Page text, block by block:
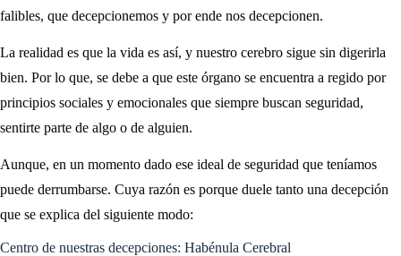
falibles, que decepcionemos y por ende nos decepcionen.
La realidad es que la vida es así, y nuestro cerebro sigue sin digerirla
bien. Por lo que, se debe a que este órgano se encuentra a regido por
principios sociales y emocionales que siempre buscan seguridad,
sentirte parte de algo o de alguien.
Aunque, en un momento dado ese ideal de seguridad que teníamos
puede derrumbarse. Cuya razón es porque duele tanto una decepción
que se explica del siguiente modo:
Centro de nuestras decepciones: Habénula Cerebral